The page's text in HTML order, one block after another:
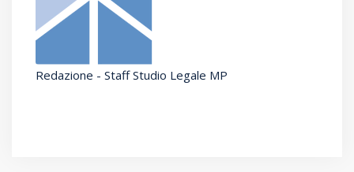
Redazione - Staff Studio Legale MP